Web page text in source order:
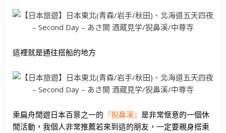
這裡就是通往搭船的地方
乘扁舟閒遊日本百景之一的 『猊鼻溪』 是非常愜意的一個休
閒活動，我個人非常推薦若來到這的朋友，一定要親身搭乘